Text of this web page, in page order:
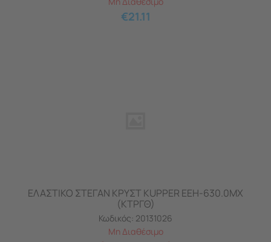
€21.11
ΕΛΑΣΤΙΚΟ ΣΤΕΓΑΝ ΚΡΥΣΤ KUPPER ΕΕΗ-630.0ΜΧ
(ΚΤΡΓΘ)
Κωδικός: 20131026
Μη Διαθέσιμο